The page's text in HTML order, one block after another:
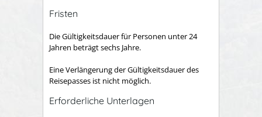
Fristen
Die Gültigkeitsdauerfür Personen unter 24
Jahren beträgt sechs Jahre.
Eine Verlängerung der Gültigkeitsdauer des
Reisepasses ist nicht möglich.
Erforderliche Unterlagen